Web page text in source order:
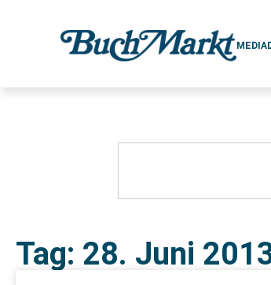
Tag: 28. Juni